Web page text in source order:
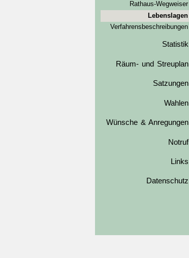
Rathaus-Wegweiser
Lebenslagen
Verfahrensbeschreibungen
Statistik
Räum- und Streuplan
Satzungen
Wahlen
Wünsche & Anregungen
Notruf
Links
Datenschutz